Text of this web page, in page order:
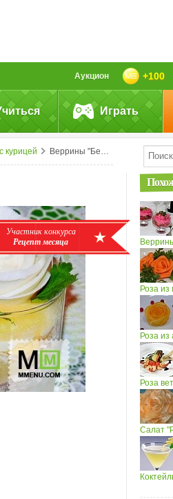
+100
Аукцион
Играть
курицей Веррины "Белая роза"
Участник конкурса
Рецепт месяца
Роза из
Роза из
Роза
Салат